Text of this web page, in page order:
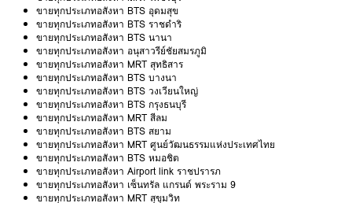
ขายทุกประเภทอสังหา BTS อุดมสุข
ขายทุกประเภทอสังหา BTS ราชดำริ
ขายทุกประเภทอสังหา BTS นานา
ขายทุกประเภทอสังหา อนุสาวรีย์ชัยสมรภูมิ
ขายทุกประเภทอสังหา MRT สุทธิสาร
ขายทุกประเภทอสังหา BTS บางนา
ขายทุกประเภทอสังหา BTS วงเวียนใหญ่
ขายทุกประเภทอสังหา BTS กรุงธนบุรี
ขายทุกประเภทอสังหา MRT สีลม
ขายทุกประเภทอสังหา BTS สยาม
ขายทุกประเภทอสังหา MRT ศูนย์วัฒนธรรมแห่งประเทศไทย
ขายทุกประเภทอสังหา BTS หมอชิต
ขายทุกประเภทอสังหา Airport link ราชปรารภ
ขายทุกประเภทอสังหา เซ็นทรัล แกรนด์ พระราม 9
ขายทุกประเภทอสังหา MRT สุขุมวิท